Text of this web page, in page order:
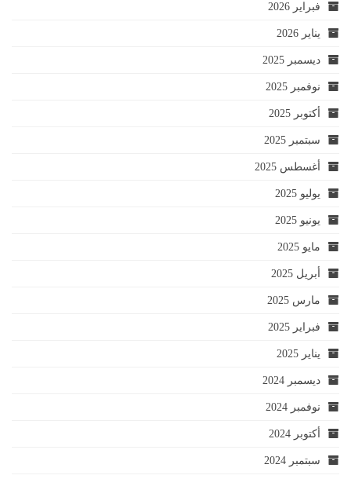
فبراير 2026
يناير 2026
ديسمبر 2025
نوفمبر 2025
أكتوبر 2025
سبتمبر 2025
أغسطس 2025
يوليو 2025
يونيو 2025
مايو 2025
أبريل 2025
مارس 2025
فبراير 2025
يناير 2025
ديسمبر 2024
نوفمبر 2024
أكتوبر 2024
سبتمبر 2024